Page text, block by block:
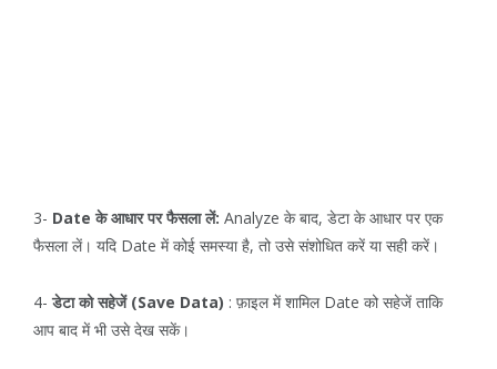
3- Date के आधार पर फैसला लें: Analyze के बाद, डेटा के आधार पर एक
फैसला लें। यदि Date में कोई समस्या है, तो उसे संशोधित करें या सही करें।
4-डेटा को सहेजें (Save Data) : फ़ाइल में शामिल Date को सहेजें ताकि
आप बाद में भी उसे देख सकें।